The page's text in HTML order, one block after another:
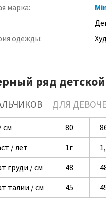
марка:
одежды:
ряд
ДЛЯ
см 80
/ лет
1г
груди / см
48
талии / см
45